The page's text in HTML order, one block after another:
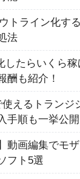
トライン化す
法
したらいくら
酬も紹介！
えるトランジ
手順も一挙公開
動画編集でモ
フト5選